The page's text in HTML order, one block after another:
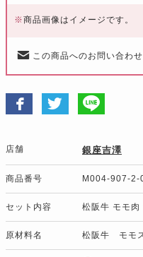
※商品画像はイメージです。
この商品へのお問い合わ
店舗 銀座吉澤
商品番号 M004-907-2-
セット内容 松阪牛 モモ
原材料名 松阪牛 モモ